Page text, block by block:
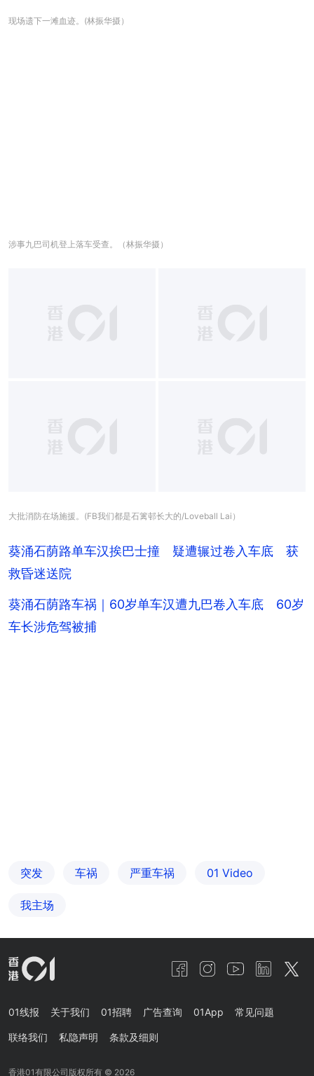
现场遗下一滩血迹。(林振华摄）
涉事九巴司机登上落车受查。（林振华摄）
大批消防在场施援。(FB我们都是石篱邨长大的/Loveball Lai）
葵涌石荫路单车汉挨巴士撞 疑遭辗过卷入车底 获
救昏迷送院
葵涌石荫路车祸｜60岁单车汉遭九巴卷入车底 60岁
车长涉危驾被捕
突发 车祸 严重车祸 01 Video
我主场
01线报 关于我们 01招聘 广告查询 01App 常见问题
联络我们 私隐声明 条款及细则
香港01有限公司版权所有 © 2026